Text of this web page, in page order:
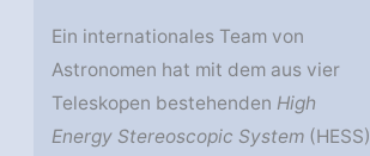
Ein internationales Team von
Astronomen hat mit dem aus vier
Teleskopen bestehenden High
Energy Stereoscopic System (HESS)